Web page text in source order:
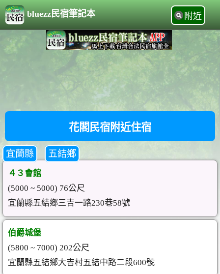
bluezz民宿筆記本 附近
花閣民宿附近住宿
宜蘭縣 五結鄉
４３會館
(5000 ~ 5000) 76公尺
宜蘭縣五結鄉三吉一路230巷58號
伯爵城堡
(5800 ~ 7000) 202公尺
宜蘭縣五結鄉大吉村五結中路二段600號